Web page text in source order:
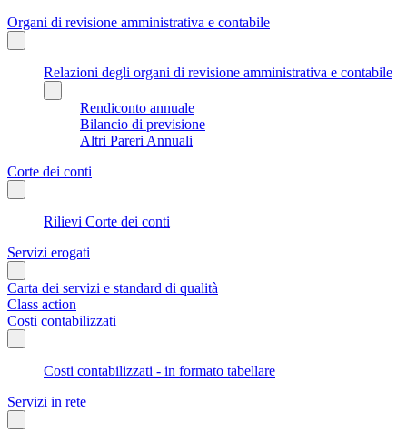
Organi di revisione amministrativa e contabile
Relazioni degli organi di revisione amministrativa e contabile
Rendiconto annuale
Bilancio di previsione
Altri Pareri Annuali
Corte dei conti
Rilievi Corte dei conti
Servizi erogati
Carta dei servizi e standard di qualità
Class action
Costi contabilizzati
Costi contabilizzati - in formato tabellare
Servizi in rete